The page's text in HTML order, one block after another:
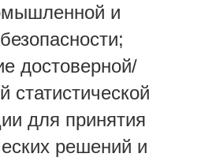
и
достоверной/
статистической
для принятия
решений и